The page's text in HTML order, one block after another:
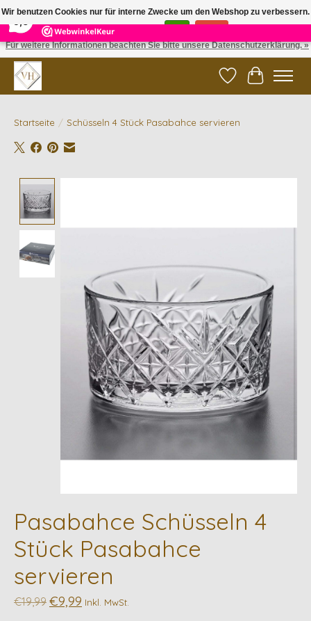
5 Reviews ×
✓ Gratis verzending vanaf €200 | ✓ 14 dagen retourneren
Wunschzettel
Ihr
Startseite / Schüsseln 4 Stück Pasabahce servieren
Pasabahce Schüsseln 4
Stück Pasabahce
servieren
€19,99 €9,99 Inkl. MwSt.
Wir benutzen Cookies nur für interne Zwecke um den Webshop zu verbessern.
Ist das in Ordnung?
Für weitere Informationen beachten Sie bitte unsere Datenschutzerklärung. »